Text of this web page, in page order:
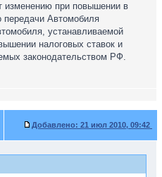
изменению при повышении в
передачи Автомобиля
устанавливаемой
налоговых ставок и
законодательством РФ.
Добавлено: 21 июл 2010, 09:42